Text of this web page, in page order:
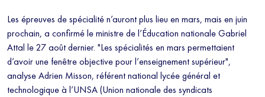
Les épreuves de spécialité n’auront plus lieu en mars, mais en juin
prochain, a confirmé le ministre de l’Éducation nationale Gabriel
Attal le 27 août dernier. "Les spécialités en mars permettaient
d’avoir une fenêtre objective pour l’enseignement supérieur",
analyse Adrien Misson, référent national lycée général et
technologique à l’UNSA (Union nationale des syndicats